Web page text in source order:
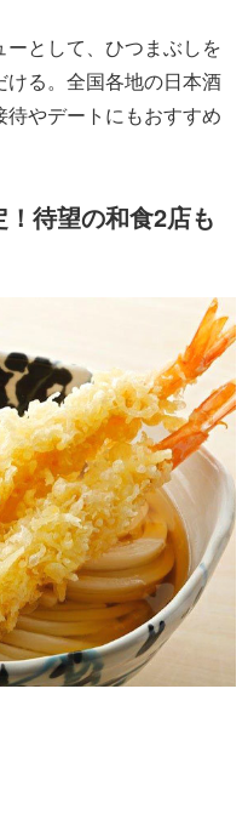
として、ひつまぶしを
ける。全国各地の日本酒
やデートにもおすすめ
待望の和食2店も